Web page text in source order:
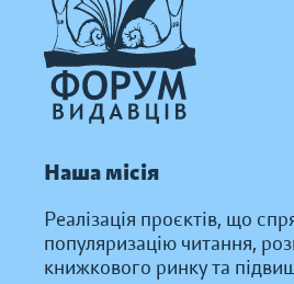
Наша місія
Реалізація проєктів, що
популяризацію читання,
книжкового ринку та